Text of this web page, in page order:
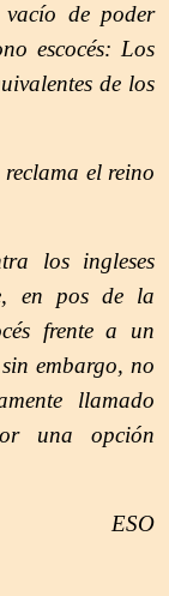
de poder
escocés: Los
de los
el reino
los ingleses
en pos de la
frente a un
embargo, no
llamado
una opción